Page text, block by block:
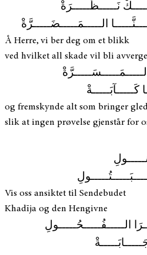
نَـــــظْـــــرَةْ
الـــــمَـــــضَـــــرَّةْ
Å Herre, vi ber deg om et blikk
ved hvilket all skade vil bli
كَـــــآبَـــــةْ
og fremskynde alt som bringer
slik at ingen prøvelse gjenstår for
Vis oss ansiktet til Sendebudet
Khadīja og den Hengivne
الـــــفُـــــحُـــــولِ